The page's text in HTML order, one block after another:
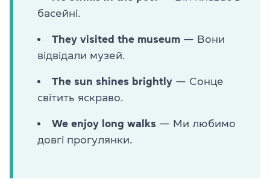
басейні.
They visited the museum — Вони
відвідали музей.
The sun shines brightly — Сонце
світить яскраво.
We enjoy long walks — Ми любимо
довгі прогулянки.